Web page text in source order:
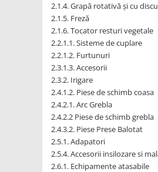
1.6.3. Instalații de Iluminat
1.6.4. Demaroare
1.6.8. Echipamente & aparate de
masurare/testare
1.6.5. Întrerupătoare
1.6.6 Priza & Stechere
1.6.7. Diverse
2.1.4. Grapă rotativă și cu
2.1.5. Freză
2.1.6. Tocator resturi vegetale
2.2.1.1. Sisteme de cuplare
2.2.1.2. Furtunuri
2.3.1.3. Accesorii
2.3.2. Irigare
2.4.1.2. Piese de schimb coasa
2.4.2.1. Arc Grebla
2.4.2.2 Piese de schimb grebla
2.4.3.2. Piese Prese Balotat
2.5.1. Adapatori
2.5.4. Accesorii insilozare si
2.6.1. Echipamente atasabile